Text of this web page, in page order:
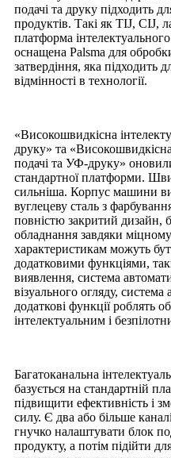
подачі та друку підходить
продуктів. Такі як TIJ, CIJ,
платформа
оснащена Palsma для
затвердіння, яка підходить
відмінності в технології.
«Високошвидкісна
друку» та
подачі та УФ-друку»
стандартної платформи.
сильніша. Корпус машини
вуглецеву сталь з
повністю закритий дизайн,
обладнання завдяки
характеристикам можуть
додатковими функціями,
виявлення, система
візуального огляду,
додаткові функції роблять
інтелектуальним і
Багатоканальна
базується на стандартній
підвищити ефективність і
силу. Є два або більше
гнучко налаштувати блок
продукту, а потім підійти